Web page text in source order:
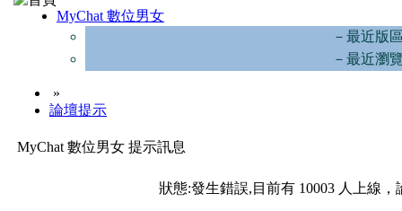
MyChat 數位男女
－最近版
－最近瀏
»
論壇提示
MyChat 數位男女 提示訊息
狀態:發生錯誤,目前有 10003 人上線